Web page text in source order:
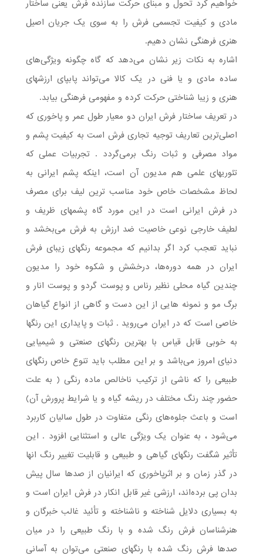
خواهیم کرد تحول و مبنای حرکت سازنده فرش یعنی ساختار
مادی و کیفیت تجسمی فرش را به سوی یک جریان اصیل
هنری فرهنگی نشان دهیم.
اشاره به نکات زیر نشان می‌دهد که گاه چگونه ویژگی‌های
ساده مادی و یا فنی در یک کالا می‌تواند پابپای ارزشهای
هنری و زیبا شناختی حرکت کرده و مفهومی فرهنگی بیابد.
در تعریف ساختار فرش ایران دو معیار طول عمر و پاخوری که
اصلی‌ترین تعاریف توجیه تجاری فرش است به کیفیت پشم و
مواد مصرفی و ثبات رنگ برمی‌گردد . تجربیات عملی که
تئوریهای علمی هم مدیون آن است، اینکه پشم ایرانی به
لحاظ مشخصات خاص خود مناسب ترین لیف برای مصرف
در فرش ایرانی است در این مورد گاه پشمهای ظریف و
لطیف خارجی نوعی خاصیت ضد ارزش به فرش می‌بخشد و
نباید تعجب کرد اگر بدانیم که مجموعه‌ رنگهای زیبای فرش
ایران در همه دوره‌ها، درخشش و شکوه خود را مدیون
چندین گیاه محلی نظیر رناس و پوست گردو و پوست انار و
برگ مو و نمونه هایی از این دست و گاهی از انواع گیاهان
خاصی است که در ایران می‌روید . ثبات و پایداری این رنگها
به خوبی قابل قیاس با بهترین رنگهای صنعتی و شیمیایی
دنیای امروز می‌باشد و بر این مطلب باید تنوع خاص رنگهای
طبیعی را که ناشی از ترکیب ناخالص ماده رنگی ( به علت
حضور چند رنگ مختلف در ریشه گیاه و یا شرایط پرورش آن)
است و باعث جلوه‌های رنگی متفاوت در طول سالیان کاربرد
می‌شود ، به عنوان یک ویژگی عالی و استثنایی افزود . این
تأثیر شگفت رنگهای گیاهی و طبیعی و قابلیت تغییر رنگ انها
در گذر زمان و بر اثرپاخوری که ایرانیان از صدها سال پیش
بدان پی برده‌اند، ارزشی غیر قابل انکار در فرش ایران است و
به بسیاری دلایل شناخته و ناشناخته و تأئید غالب خبرگان و
هنرشناسان فرش رنگ شده و با رنگ طبیعی را در میان
صدها فرش رنگ شده با رنگهای صنعتی می‌توان به آسانی